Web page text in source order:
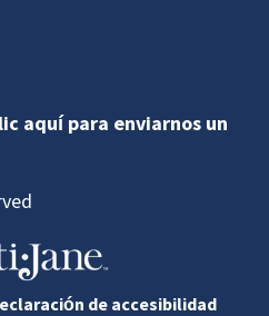
aquí para enviarnos un
de accesibilidad